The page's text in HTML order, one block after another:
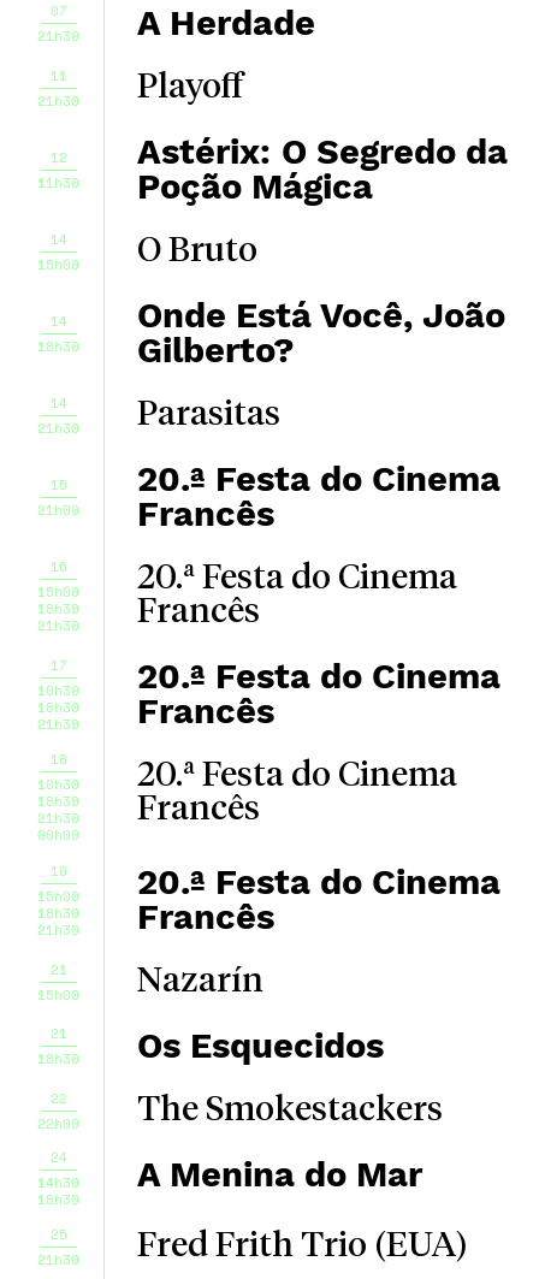
07
21h30
A Herdade
11
21h30
Playoff
12
11h30
Astérix: O Segredo da
Poção Mágica
14
15h00
O Bruto
14
18h30
Onde Está Você, João
Gilberto?
14
21h30
Parasitas
15
21h00
20.ª Festa do Cinema
Francês
16
15h00
18h30
21h30
20.ª Festa do Cinema
Francês
17
10h30
18h30
21h30
20.ª Festa do Cinema
Francês
18
10h30
18h30
21h30
00h00
20.ª Festa do Cinema
Francês
19
15h00
18h30
21h30
20.ª Festa do Cinema
Francês
21
15h00
Nazarín
21
18h30
Os Esquecidos
22
22h00
The Smokestackers
24
14h30
18h30
A Menina do Mar
25
21h30
Fred Frith Trio (EUA)